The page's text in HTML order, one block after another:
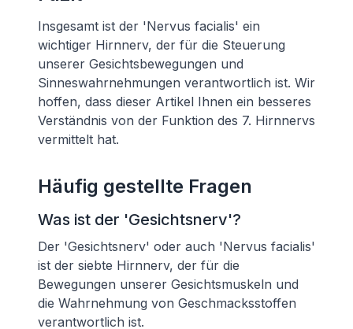
Insgesamt ist der 'Nervus facialis' ein
wichtiger Hirnnerv, der für die Steuerung
unserer Gesichtsbewegungen und
Sinneswahrnehmungen verantwortlich ist. Wir
hoffen, dass dieser Artikel Ihnen ein besseres
Verständnis von der Funktion des 7. Hirnnervs
vermittelt hat.
Häufig gestellte Fragen
Was ist der 'Gesichtsnerv'?
Der 'Gesichtsnerv' oder auch 'Nervus facialis'
ist der siebte Hirnnerv, der für die
Bewegungen unserer Gesichtsmuskeln und
die Wahrnehmung von Geschmacksstoffen
verantwortlich ist.